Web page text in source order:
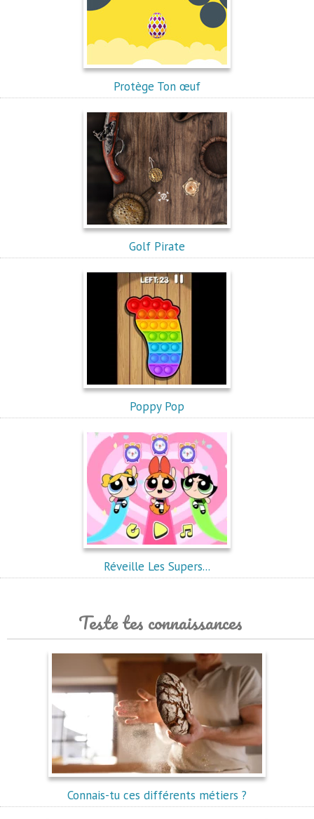
Protège Ton œuf
Golf Pirate
Poppy Pop
Réveille Les Supers...
Teste tes connaissances
Connais-tu ces différents métiers ?